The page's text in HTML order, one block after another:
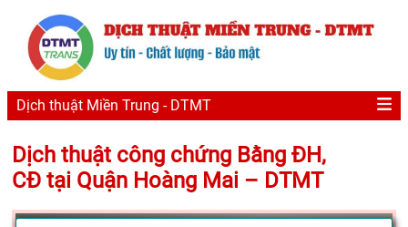
Dịch thuật Miền Trung - DTMT
Dịch thuật công chứng Bằng ĐH,
CĐ tại Quận Hoàng Mai – DTMT